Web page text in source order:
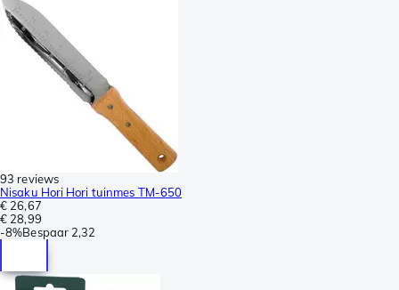
93 reviews
Nisaku Hori Hori tuinmes TM-650
€ 26,67
€ 28,99
-8%Bespaar 2,32